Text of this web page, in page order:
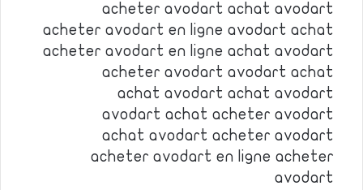
acheter avodart achat avodart
acheter avodart en ligne avodart achat
acheter avodart en ligne achat avodart
acheter avodart avodart achat
achat avodart achat avodart
avodart achat acheter avodart
achat avodart acheter avodart
acheter avodart en ligne acheter
avodart